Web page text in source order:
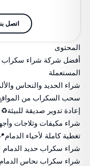
اتصل
المحتوى
أفضل شركة شراء سكراب
المستعملة
شراء الحديد والنحاس
سحب السكراب من
إعادة تدوير صديقة للبيئة♻️
شراء مكيفات وثلاجات
تغطية كاملة لأحياء
شراء سكراب حديد الدمام
شراء سكراب نحاس الدمام